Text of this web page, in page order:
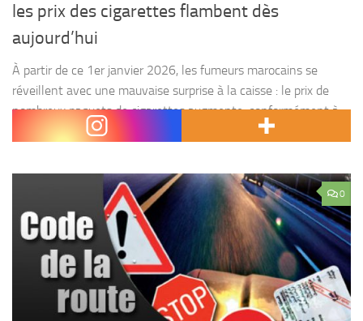
les prix des cigarettes flambent dès
aujourd’hui
À partir de ce 1er janvier 2026, les fumeurs marocains se
réveillent avec une mauvaise surprise à la caisse : le prix de
nombreux paquets de cigarettes augmente, conformément à
une nouvelle circulaire de...
0